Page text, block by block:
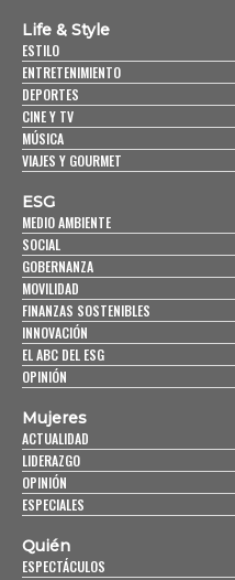
Life & Style
ESTILO
ENTRETENIMIENTO
DEPORTES
CINE Y TV
MÚSICA
VIAJES Y GOURMET
ESG
MEDIO AMBIENTE
SOCIAL
GOBERNANZA
MOVILIDAD
FINANZAS SOSTENIBLES
INNOVACIÓN
EL ABC DEL ESG
OPINIÓN
Mujeres
ACTUALIDAD
LIDERAZGO
OPINIÓN
ESPECIALES
Quién
ESPECTÁCULOS